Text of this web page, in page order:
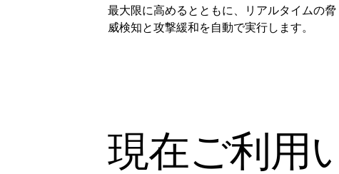
最大限に高めるとともに、リアルタイムの脅
威検知と攻撃緩和を自動で実行します。
現在ご利用